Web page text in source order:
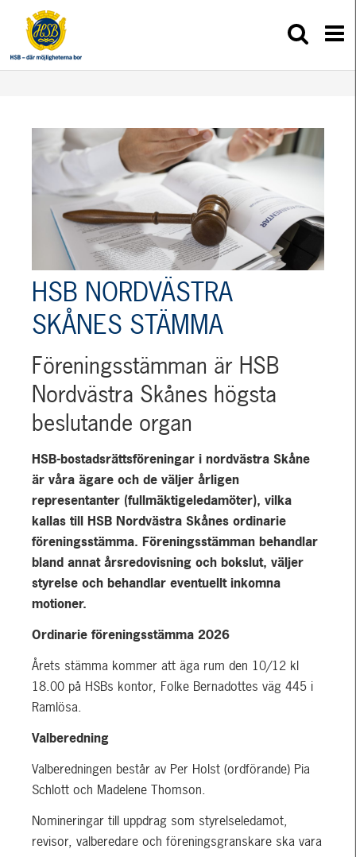
HSB NORDVÄSTRA
SKÅNES STÄMMA
Föreningsstämman är HSB
Nordvästra Skånes högsta
beslutande organ
HSB-bostadsrättsföreningar i nordvästra Skåne
är våra ägare och de väljer årligen
representanter (fullmäktigeledamöter), vilka
kallas till HSB Nordvästra Skånes ordinarie
föreningsstämma. Föreningsstämman behandlar
bland annat årsredovisning och bokslut, väljer
styrelse och behandlar eventuellt inkomna
motioner.
Ordinarie föreningsstämma 2026
Årets stämma kommer att äga rum den 10/12 kl
18.00 på HSBs kontor, Folke Bernadottes väg 445 i
Ramlösa.
Valberedning
Valberedningen består av Per Holst (ordförande) Pia
Schlott och Madelene Thomson.
Nomineringar till uppdrag som styrelseledamot,
revisor, valberedare och föreningsgranskare ska vara